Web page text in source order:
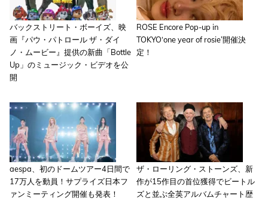
バックストリート・ボーイズ、映
画『パウ・パトロール ザ・ダイ
ノ・ムービー』提供の新曲「Bottle
Up」のミュージック・ビデオを公
開
ROSE Encore Pop-up in
TOKYO‘one year of rosie’開催決
定！
aespa、初のドームツアー4日間で
17万人を動員！サプライズ日本フ
ァンミーティング開催も発表！
ザ・ローリング・ストーンズ、新
作が15作目の首位獲得でビートル
ズと並ぶ全英アルバムチャート歴